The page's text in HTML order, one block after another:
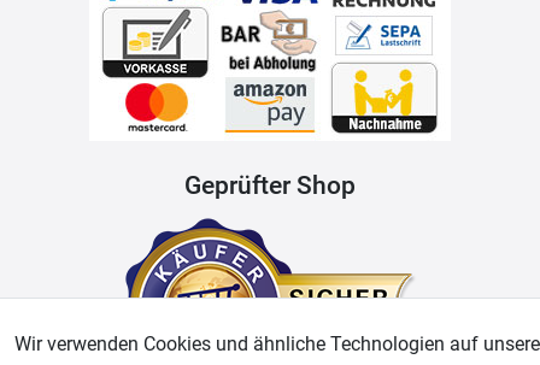
Geprüfter Shop
Wir verwenden Cookies und ähnliche Technologien auf